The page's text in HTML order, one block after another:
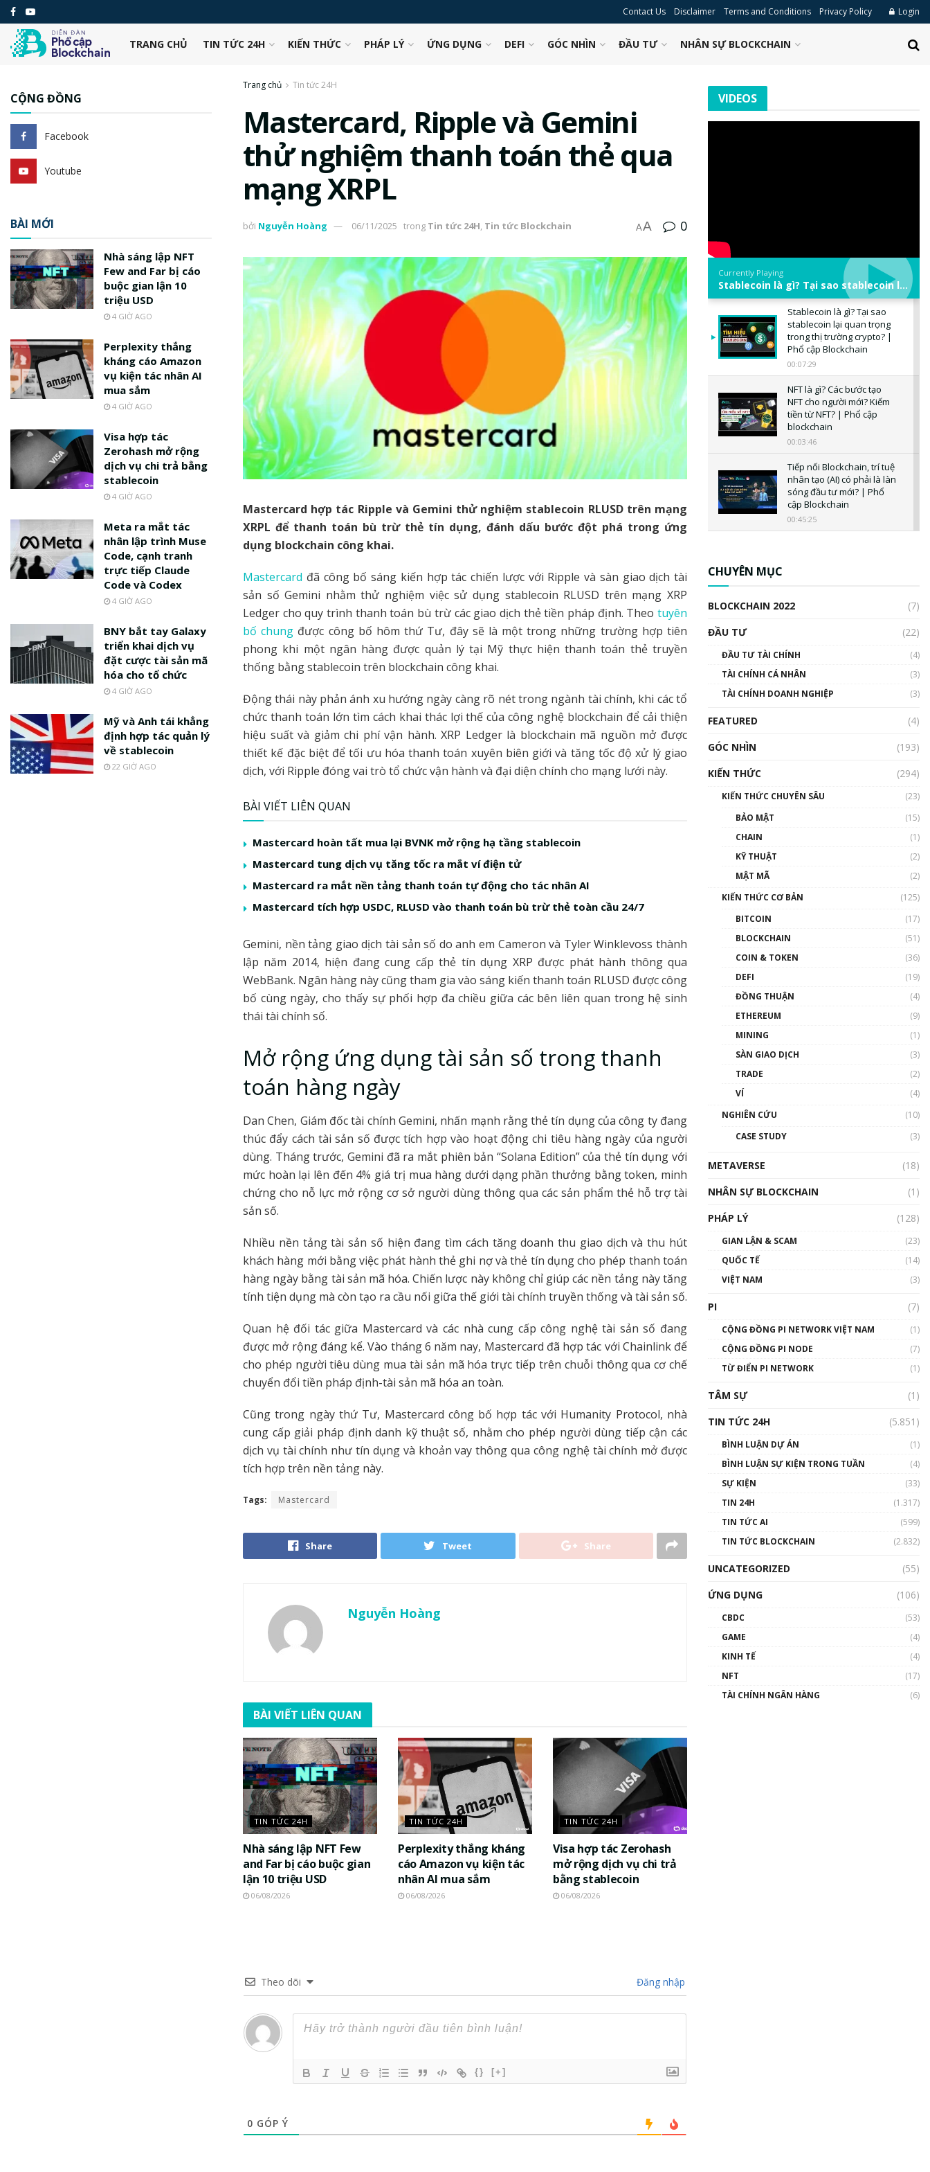
Contact Us Disclaimer Terms and Conditions Privacy Policy Login
TRANG CHỦ TIN TỨC 24H KIẾN THỨC PHÁP LÝ ỨNG DỤNG DEFI GÓC NHÌN ĐẦU TƯ NHÂN SỰ BLOCKCHAIN
Trang chủ Tin tức 24H
Mastercard, Ripple và Gemini
thử nghiệm thanh toán thẻ qua
mạng XRPL
bởi Nguyễn Hoàng 06/11/2025 trong Tin tức 24H, Tin tức Blockchain AA 0
Mastercard hợp tác Ripple và Gemini thử nghiệm stablecoin RLUSD trên mạng
XRPL để thanh toán bù trừ thẻ tín dụng, đánh dấu bước đột phá trong ứng
dụng blockchain công khai.
Mastercard đã công bố sáng kiến hợp tác chiến lược với Ripple và sàn giao dịch tài
sản số Gemini nhằm thử nghiệm việc sử dụng stablecoin RLUSD trên mạng XRP
Ledger cho quy trình thanh toán bù trừ các giao dịch thẻ tiền pháp định. Theo tuyên
bố chung được công bố hôm thứ Tư, đây sẽ là một trong những trường hợp tiên
phong khi một ngân hàng được quản lý tại Mỹ thực hiện thanh toán thẻ truyền
thống bằng stablecoin trên blockchain công khai.
Động thái này phản ánh xu hướng ngày càng rõ nét trong ngành tài chính, khi các tổ
chức thanh toán lớn tìm cách khai thác lợi thế của công nghệ blockchain để cải thiện
hiệu suất và giảm chi phí vận hành. XRP Ledger là blockchain mã nguồn mở được
thiết kế đặc biệt để tối ưu hóa thanh toán xuyên biên giới và tăng tốc độ xử lý giao
dịch, với Ripple đóng vai trò tổ chức vận hành và đại diện chính cho mạng lưới này.
BÀI VIẾT LIÊN QUAN
Mastercard hoàn tất mua lại BVNK mở rộng hạ tầng stablecoin
Mastercard tung dịch vụ tăng tốc ra mắt ví điện tử
Mastercard ra mắt nền tảng thanh toán tự động cho tác nhân AI
Mastercard tích hợp USDC, RLUSD vào thanh toán bù trừ thẻ toàn cầu 24/7
Gemini, nền tảng giao dịch tài sản số do anh em Cameron và Tyler Winklevoss thành
lập năm 2014, hiện đang cung cấp thẻ tín dụng XRP được phát hành thông qua
WebBank. Ngân hàng này cũng tham gia vào sáng kiến thanh toán RLUSD được công
bố cùng ngày, cho thấy sự phối hợp đa chiều giữa các bên liên quan trong hệ sinh
thái tài chính số.
Mở rộng ứng dụng tài sản số trong thanh
toán hàng ngày
Dan Chen, Giám đốc tài chính Gemini, nhấn mạnh rằng thẻ tín dụng của công ty đang
thúc đẩy cách tài sản số được tích hợp vào hoạt động chi tiêu hàng ngày của người
dùng. Tháng trước, Gemini đã ra mắt phiên bản “Solana Edition” của thẻ tín dụng với
mức hoàn lại lên đến 4% giá trị mua hàng dưới dạng phần thưởng bằng token, minh
chứng cho nỗ lực mở rộng cơ sở người dùng thông qua các sản phẩm thẻ hỗ trợ tài
sản số.
Nhiều nền tảng tài sản số hiện đang tìm cách tăng doanh thu giao dịch và thu hút
khách hàng mới bằng việc phát hành thẻ ghi nợ và thẻ tín dụng cho phép thanh toán
hàng ngày bằng tài sản mã hóa. Chiến lược này không chỉ giúp các nền tảng này tăng
tính tiện dụng mà còn tạo ra cầu nối giữa thế giới tài chính truyền thống và tài sản số.
Quan hệ đối tác giữa Mastercard và các nhà cung cấp công nghệ tài sản số đang
được mở rộng đáng kể. Vào tháng 6 năm nay, Mastercard đã hợp tác với Chainlink để
cho phép người tiêu dùng mua tài sản mã hóa trực tiếp trên chuỗi thông qua cơ chế
chuyển đổi tiền pháp định-tài sản mã hóa an toàn.
Cũng trong ngày thứ Tư, Mastercard công bố hợp tác với Humanity Protocol, nhà
cung cấp giải pháp định danh kỹ thuật số, nhằm cho phép người dùng tiếp cận các
dịch vụ tài chính như tín dụng và khoản vay thông qua công nghệ tài chính mở được
tích hợp trên nền tảng này.
Tags: Mastercard
Share Tweet Share
Nguyễn Hoàng
BÀI VIẾT LIÊN QUAN
TIN TỨC 24H
Nhà sáng lập NFT Few
and Far bị cáo buộc gian
lận 10 triệu USD
06/08/2026
TIN TỨC 24H
Perplexity thắng kháng
cáo Amazon vụ kiện tác
nhân AI mua sắm
06/08/2026
TIN TỨC 24H
Visa hợp tác Zerohash
mở rộng dịch vụ chi trả
bằng stablecoin
06/08/2026
Theo dõi Đăng nhập
{} [+]
0 GÓP Ý
CỘNG ĐỒNG
Facebook
Youtube
BÀI MỚI
Nhà sáng lập NFT
Few and Far bị cáo
buộc gian lận 10
triệu USD
4 GIỜ AGO
Perplexity thắng
kháng cáo Amazon
vụ kiện tác nhân AI
mua sắm
4 GIỜ AGO
Visa hợp tác
Zerohash mở rộng
dịch vụ chi trả bằng
stablecoin
4 GIỜ AGO
Meta ra mắt tác
nhân lập trình Muse
Code, cạnh tranh
trực tiếp Claude
Code và Codex
4 GIỜ AGO
BNY bắt tay Galaxy
triển khai dịch vụ
đặt cược tài sản mã
hóa cho tổ chức
4 GIỜ AGO
Mỹ và Anh tái khẳng
định hợp tác quản lý
về stablecoin
22 GIỜ AGO
VIDEOS
Currently Playing
Stablecoin là gì? Tại sao stablecoin lại quan trọng trong thị trường crypto? | Phổ cập Blockchain
Stablecoin là gì? Tại sao
stablecoin lại quan trọng
trong thị trường crypto? |
Phổ cập Blockchain
00:07:29
NFT là gì? Các bước tạo
NFT cho người mới? Kiếm
tiền từ NFT? | Phổ cập
blockchain
00:03:46
Tiếp nối Blockchain, trí tuệ
nhân tạo (AI) có phải là làn
sóng đầu tư mới? | Phổ
cập Blockchain
00:45:25
uptrend trong năm 2023? |
Phổ cập Blockchain
00:02:14
Nhìn lại năm 2022: Những
nhân vật ảnh hưởng nhất
hệ sinh thái tiền mã hoá |
Blockchain
Nhân sự tương lại ngành
Blockchain Việt Nam | Phổ
cập Blockchain
Blockchain đang được ứng
01:34:46
01:32:59
Talkshow17: Mùa đông
Crypto – Chiếc khăn gió ấm
01:49:30
Talkshow 14: MemeCoin –
CHUYÊN MỤC
BLOCKCHAIN 2022
(7)
ĐẦU TƯ
(22)
ĐẦU TƯ TÀI CHÍNH
(4)
TÀI CHÍNH CÁ NHÂN
(3)
TÀI CHÍNH DOANH NGHIỆP
(3)
FEATURED
(4)
GÓC NHÌN
(193)
KIẾN THỨC
(294)
KIẾN THỨC CHUYÊN SÂU
(23)
BẢO MẬT
(15)
CHAIN
(1)
KỸ THUẬT
(2)
MẬT MÃ
(2)
KIẾN THỨC CƠ BẢN
(125)
BITCOIN
(17)
BLOCKCHAIN
(51)
COIN & TOKEN
(36)
DEFI
(19)
ĐỒNG THUẬN
(4)
ETHEREUM
(9)
MINING
(1)
SÀN GIAO DỊCH
(3)
TRADE
(2)
VÍ
(4)
NGHIÊN CỨU
(10)
CASE STUDY
(3)
METAVERSE
(18)
NHÂN SỰ BLOCKCHAIN
(1)
PHÁP LÝ
(128)
GIAN LẬN & SCAM
(23)
QUỐC TẾ
(14)
VIỆT NAM
(3)
PI (7)
CỘNG ĐỒNG PI NETWORK VIỆT NAM
(1)
CỘNG ĐỒNG PI NODE
(7)
TỪ ĐIỂN PI NETWORK
(1)
TÂM SỰ
(1)
TIN TỨC 24H
(5.851)
BÌNH LUẬN DỰ ÁN
(1)
BÌNH LUẬN SỰ KIỆN TRONG TUẦN
(4)
SỰ KIỆN
(33)
TIN 24H
(1.317)
TIN TỨC AI
(599)
TIN TỨC BLOCKCHAIN
(2.832)
UNCATEGORIZED
(55)
ỨNG DỤNG
(106)
CBDC
(53)
GAME
(4)
KINH TẾ
(4)
NFT
(17)
TÀI CHÍNH NGÂN HÀNG
(6)